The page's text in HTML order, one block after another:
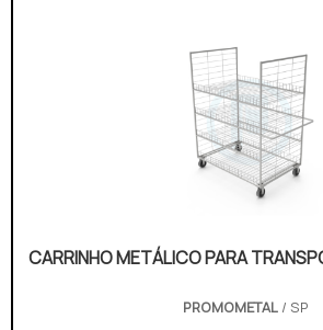
outros.Em linhas gerais, há 3
abastecimento: carrinho.
CARRINHO METÁLICO PARA
PROMOMETAL/ SP